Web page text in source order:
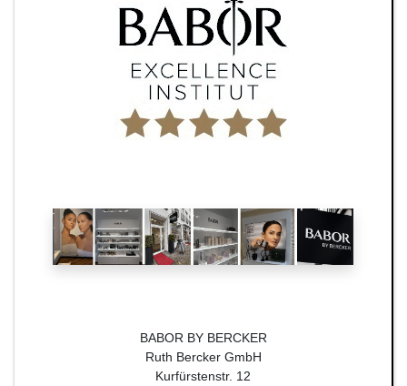
BABOR BY BERCKER
Ruth Bercker GmbH
Kurfürstenstr. 12